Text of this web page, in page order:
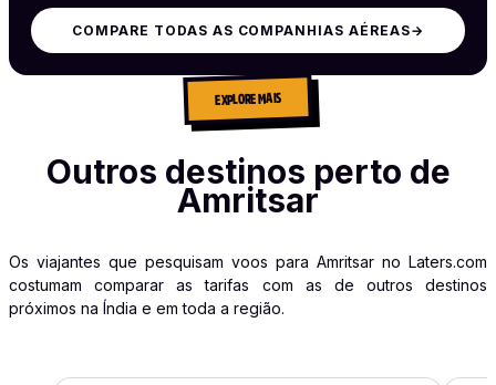
COMPARE TODAS AS COMPANHIAS AÉREAS→
EXPLORE MAIS
Outros destinos perto de
Amritsar
Os viajantes que pesquisam voos para Amritsar no Laters.com
costumam comparar as tarifas com as de outros destinos
próximos na Índia e em toda a região.